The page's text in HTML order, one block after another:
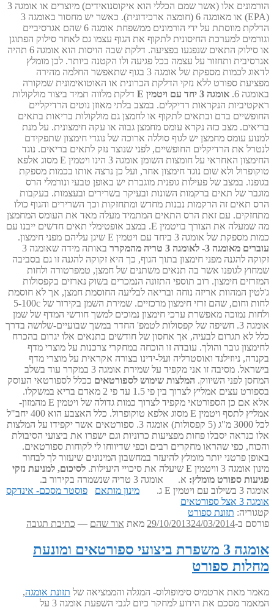
הורמונים אלו (אשר שמם הכללי הוא איקוסנואידים) מיוצרים או אומגה 3
(EPA) או מאומגה 6 (חומצה ארכידונית). כאשר יש מחסור באומגה 3
הדלקת מווסתת על ידי הורמונים ממשפחת אומגה 6 שהם אגרסיביים
וגורמים למערכת החיסונית לתקוף את הגוף עצמו גם לאחר סילוק הפתוגן
או סילוק התאים שנפגעו בפציעה. דלקת שבה הויסות הוא אומגה 6 תהיה
אגרסיבית ותחזור על עצמה בכל פגיעה ולו הקטנה ביותר. לכן מומלץ
לדאוג לכמות מספקת של אומגה 3 בגוף שתאפשר החלמה מהירה
מפציעת ספורט ללא נזקי הדלקת הכרונית או האוטואימונית שמקורה
באומגה 6.
אומגה 3 יחד עם ויטמין E
דלקת מלווה תמיד ביצור מולקולות
ראקטיביות הנקראות רדיקלים. במצב בלתי מאוזן נוטים הרדיקליים
החופשיים בדם ובתאים לתקוף או לחמצן גם מולקולות בריאות בתאים
בריאים. מצב כזה נקרא עומס מחמצן גבוה או עקה חימצונית. על מנת
למנוע עומס מחמצן יש לגוף סוללה ארוכה של נוגדי חימצון שתפקידם
לנטרל את הרדיקלים החופשיים, לפני שנוצר נזק לתאים בריאים. נוגד
החימצון האחראי על חומצות השומן אומגה 3 הינו ויטמין E מסוג אלפא
טוקופרול ולא שום נוגד חימצון אחר, ועל כן נרצה אותו בכמות מספקת
בגופנו. במצב של פעילות גופנית מוגברת יש באופן טבעי ונורמלי הרס
מוגבר של תאים ברקמות השונות ובעיקר בשרירים ובעצמות. בעקבות
הרס תאים זה הרקמות נבנות מחדש ומתחזקות וכך השרירים והגוף כולו
מתחזקים. עם זאת הרס התאים המתמיד מעלה מאד את העומס המחמצן
מה שמעלה את הצורך בויטמין E. במצב אופטימלי תאים חדשים ייבנו עם
כמות מספקת של אומגה 3 ביחד עם ויטמין E שיגן עליהם מפני חימצון.
עוברים מאומגה 3- לאומגה 3 טריה מהמקרר
באותה מידה שאומגה 3
זקוקה להגנה מפני חימצון בתוך הגוף, כך היא זקוקה להגנה זו גם בסביבה
שמחוץ לגופנו אשר בה תנאים משתנים של חמצן, טמפרטורה ולחות
המזרזים חימצון. רוב תוספי התזונה הנמכרים בשוק נארזים בקפסולות
ג'לטין המהוות אריזה נוחה ובריאה לבליעה החוסמת חמצן, אך לא חוסמת
לחות וחום, שהם זרזי חימצון מרכזיים. שמירת השמן בקירור של 5-100c
ולחות נמוכה מאפשרת ערכי חימצון נמוכים למשך חודשי המדף של שמן
אומגה 3. חשיפה של קפסולות לטמפ' החדר במשך שבועיים-שלושה בדרך
כלל לא תגרום לבעיה, אך אחסון של חודשים בתנאים אלו יגרום בהכרח
לחימצון גובר והולך. עובדה זו הוכחה במחקרי צרכנות על מוצרי מדף
בקנדה, ניוזילנד ואוסטרליה ועל-ידינו בצורה אקראית על מוצרי מדף
בישראל. מסיבה זו אני מקפיד על שמירת אומגה 3 במקרר עוד בשלב
המחסן לפני השיווק. המלצות שימוש לספורטאים ככלל לספורטאי העוסק
בספורט עצים אמליץ לצרוך בין פי 1.5 עד פי 2 מאדם בריא במשקלו.
אלא אם כן הספורטאי מקפיד לצרוך כמות גדולה של ויטמין E מהמזון-
אמליץ לתסף ויטמין E מסוג אלפא טוקופרול. כלל האצבע הוא 400 יחב"ל
לכל 3000 מ"ג (5 קפסולות) אומגה 3. ספורטאים אשר יקפידו על המלצות
אלו כנראה יסבלו פחות מפציעות כרוניות וגם ישפרו את ביצועי הסיבולת
והכוח, כפי שהראו מחקרים רבים וכפי שדיווחו לי לקוחות ספורטאים.
באופן פרטני יותר מומלץ להיעזר במחשבון המינונים שיעזור לך לבחור
מינון אומגה 3 וויטמין E שיעלה את סיכויי היעילות.
לסיכום, למניעת נזקי
פגיעות ספורט מומלץ:
א. אומגה 3 טריה שנשמרה בקירור ב.
אומגה 3 בשילוב עם ויטמין E ג.
מינון מותאם
פוסטר מסכם- אינדקס
אומגה 3 אצל ספורטאים
קטגוריה: תזונת ספורט
פורסם ב-
29/10/201324/03/2014 מאת אור שהם — כתיבת תגובה
אומגה 3 משפרת ביצועי ספורטאים ומונעת
מחלות ספורט
מאמר מאת ארטמיס סימופולוס- המגלה והממציאה של תזונת אומגה,
המאמר מסכם את הידוע למחקר כיום לגבי השפעת אומגה 3 על